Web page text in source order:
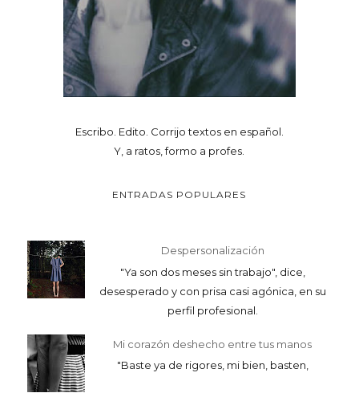
Escribo. Edito. Corrijo textos en español.
Y, a ratos, formo a profes.
ENTRADAS POPULARES
Despersonalización
"Ya son dos meses sin trabajo", dice,
desesperado y con prisa casi agónica, en su
perfil profesional.
Mi corazón deshecho entre tus manos
"Baste ya de rigores, mi bien, basten,